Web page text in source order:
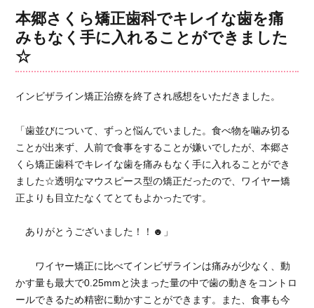
リ
ー
イ
矯
治
前
歯
の
み
合
本郷さくら矯正歯科でキレイな歯を痛
みもなく手に入れることができました
☆
インビザライン矯正治療を終了され感想をいただきました。
「歯並びについて、ずっと悩んでいました。食べ物を噛み切る
ことが出来ず、人前で食事をすることが嫌いでしたが、本郷さ
くら矯正歯科でキレイな歯を痛みもなく手に入れることができ
ました☆透明なマウスピース型の矯正だったので、ワイヤー矯
正よりも目立たなくてとてもよかったです。
ありがとうございました！！ ☻ 」
ワイヤー矯正に比べてインビザラインは痛みが少なく、動
かす量も最大で0.25mmと決まった量の中で歯の動きをコントロ
ールできるため精密に動かすことができます。また、食事も今